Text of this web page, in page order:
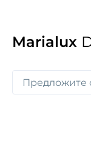
признания.
восточно-
и волнующий
безумство
ветра.
Marialux